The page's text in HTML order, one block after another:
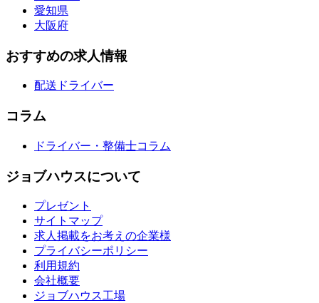
愛知県
大阪府
おすすめの求人情報
配送ドライバー
コラム
ドライバー・整備士コラム
ジョブハウスについて
プレゼント
サイトマップ
求人掲載をお考えの企業様
プライバシーポリシー
利用規約
会社概要
ジョブハウス工場